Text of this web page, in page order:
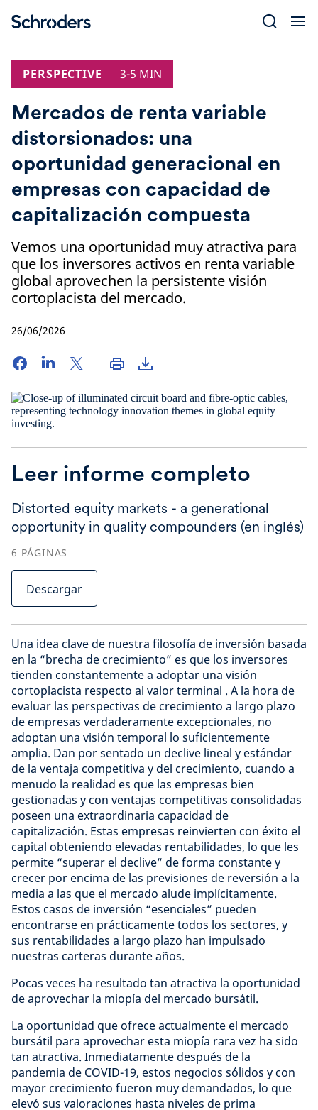
PERSPECTIVE
3-5 MIN
Mercados de renta variable
distorsionados: una
oportunidad generacional en
empresas con capacidad de
capitalización compuesta
Vemos una oportunidad muy atractiva para
que los inversores activos en renta variable
global aprovechen la persistente visión
cortoplacista del mercado.
26/06/2026
Leer informe completo
Distorted equity markets - a generational
opportunity in quality compounders (en inglés)
6 PÁGINAS
Descargar
Una idea clave de nuestra filosofía de inversión basada
en la “brecha de crecimiento” es que los inversores
tienden constantemente a adoptar una visión
cortoplacista respecto al valor terminal . A la hora de
evaluar las perspectivas de crecimiento a largo plazo
de empresas verdaderamente excepcionales, no
adoptan una visión temporal lo suficientemente
amplia. Dan por sentado un declive lineal y estándar
de la ventaja competitiva y del crecimiento, cuando a
menudo la realidad es que las empresas bien
gestionadas y con ventajas competitivas consolidadas
poseen una extraordinaria capacidad de
capitalización. Estas empresas reinvierten con éxito el
capital obteniendo elevadas rentabilidades, lo que les
permite “superar el declive” de forma constante y
crecer por encima de las previsiones de reversión a la
media a las que el mercado alude implícitamente.
Estos casos de inversión “esenciales” pueden
encontrarse en prácticamente todos los sectores, y
sus rentabilidades a largo plazo han impulsado
nuestras carteras durante años.
Pocas veces ha resultado tan atractiva la oportunidad
de aprovechar la miopía del mercado bursátil.
La oportunidad que ofrece actualmente el mercado
bursátil para aprovechar esta miopía rara vez ha sido
tan atractiva. Inmediatamente después de la
pandemia de COVID-19, estos negocios sólidos y con
mayor crecimiento fueron muy demandados, lo que
elevó sus valoraciones hasta niveles de prima